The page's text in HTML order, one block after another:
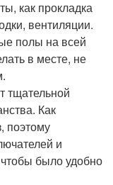
как прокладка
вентиляции.
полы на всей
в месте, не
тщательной
Как
поэтому
и
чтобы было удобно